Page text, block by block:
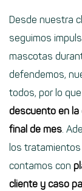
Desde nuestra
seguimos
mascotas
defendemos,
todos, por lo
descuento en
final de mes.
los
contamos con
cliente y caso